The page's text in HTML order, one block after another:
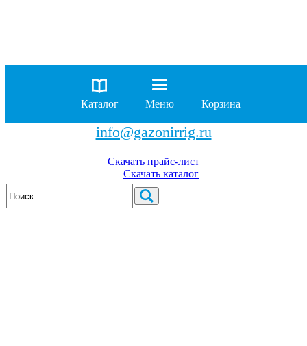
8 (929)
962-00-63
8 (929)
962-01-18
info@gazonirrig.ru
Скачать прайс-лист
Скачать каталог
Каталог Меню Корзина